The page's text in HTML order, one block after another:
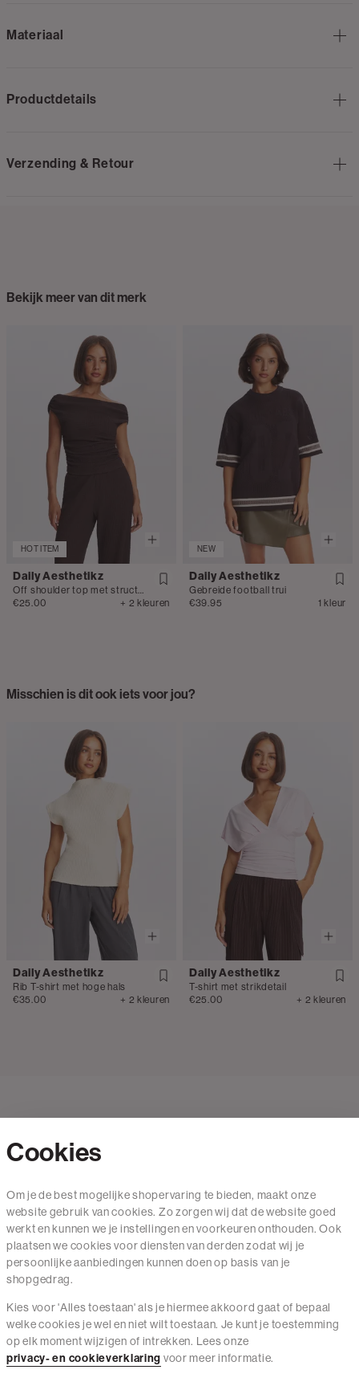
Materiaal
Productdetails
Verzending & Retour
Bekijk meer van dit merk
HOT ITEM
Daily Aesthetikz
€25.00
+ 2 kleuren
NEW
Daily Aesthetikz
Gebreide football trui
€39.95
1 kleur
Misschien is dit ook iets voor jou?
Daily Aesthetikz
Rib T-shirt met hoge hals
€35.00
+ 2 kleuren
Daily Aesthetikz
T-shirt met strikdetail
€25.00
+ 2 kleuren
Mail ons
020 - 3412 650
Van maandag t/m vrijdag van 8.30 uur tot 18.00 uur.
Service
Wij zijn The Sting
Cookies
Om je de best mogelijke shopervaring te bieden, maakt onze
website gebruik van cookies. Zo zorgen wij dat de website goed
werkt en kunnen we je instellingen en voorkeuren onthouden. Ook
plaatsen we cookies voor diensten van derden zodat wij je
persoonlijke aanbiedingen kunnen doen op basis van je
shopgedrag.
Kies voor 'Alles toestaan' als je hiermee akkoord gaat of bepaal
welke cookies je wel en niet wilt toestaan. Je kunt je toestemming
op elk moment wijzigen of intrekken. Lees onze
privacy- en cookieverklaring voor meer informatie.